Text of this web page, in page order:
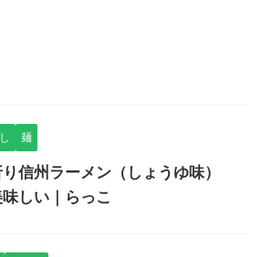
麺
信州ラーメン（しょうゆ味）
しい｜らっこ